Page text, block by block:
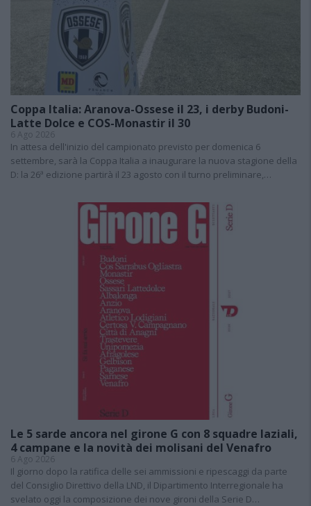
Coppa Italia: Aranova-Ossese il 23, i derby Budoni-
Latte Dolce e COS-Monastir il 30
6 Ago 2026
In attesa dell'inizio del campionato previsto per domenica 6
settembre, sarà la Coppa Italia a inaugurare la nuova stagione della
D: la 26ª edizione partirà il 23 agosto con il turno preliminare,…
Le 5 sarde ancora nel girone G con 8 squadre laziali,
4 campane e la novità dei molisani del Venafro
6 Ago 2026
Il giorno dopo la ratifica delle sei ammissioni e ripescaggi da parte
del Consiglio Direttivo della LND, il Dipartimento Interregionale ha
svelato oggi la composizione dei nove gironi della Serie D…